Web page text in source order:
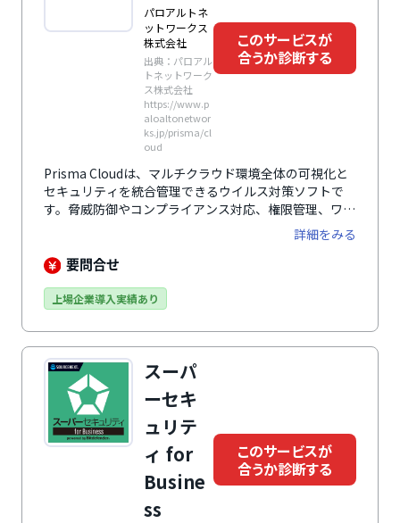
パロアルトネ
ットワークス
株式会社
出典：パロアル
トネットワーク
ス株式会社
https://www.p
aloaltonetwor
ks.jp/prisma/cl
oud
このサービスが
合うか診断する
Prisma Cloudは、マルチクラウド環境全体の可視化と
セキュリティを統合管理できるウイルス対策ソフトで
す。脅威防御やコンプライアンス対応、権限管理、ワー
クロード保護などを一元的に実施。開発から運用までの
全工程でリスクを軽減します。AWS・Azure・GCPなど
主要クラウドを横断的にカバーし、複雑になりがちなセ
詳細をみる
要問合せ
上場企業導入実績あり
スーパ
ーセキ
ュリテ
ィ for
Busine
ss
このサービスが
合うか診断する